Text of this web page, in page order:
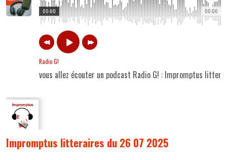
00:06
00:00
Radio G!
vous allez écouter un podcast Radio G! : Impromptus
Impromptus litteraires du 26 07 2025